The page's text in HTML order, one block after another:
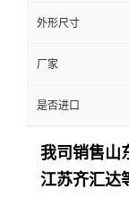
言
外形尺寸
厂家
是否进口
我司销售山
江苏齐汇达